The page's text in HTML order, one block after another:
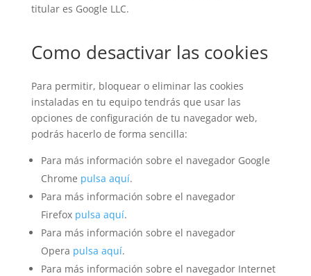
titular es Google LLC.
Como desactivar las cookies
Para permitir, bloquear o eliminar las cookies
instaladas en tu equipo tendrás que usar las
opciones de configuración de tu navegador web,
podrás hacerlo de forma sencilla:
Para más información sobre el navegador Google
Chrome pulsa aquí.
Para más información sobre el navegador
Firefox pulsa aquí.
Para más información sobre el navegador
Opera pulsa aquí.
Para más información sobre el navegador Internet